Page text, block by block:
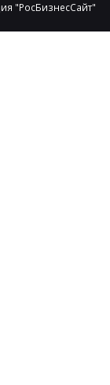
"РосБизнесСайт"